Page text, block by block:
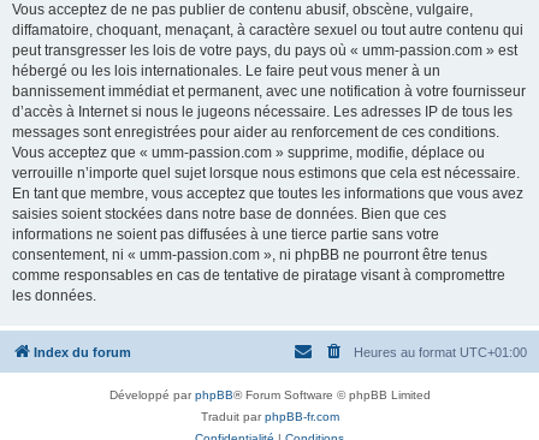
Vous acceptez de ne pas publier de contenu abusif, obscène, vulgaire,
diffamatoire, choquant, menaçant, à caractère sexuel ou tout autre contenu qui
peut transgresser les lois de votre pays, du pays où « umm-passion.com » est
hébergé ou les lois internationales. Le faire peut vous mener à un
bannissement immédiat et permanent, avec une notification à votre fournisseur
d’accès à Internet si nous le jugeons nécessaire. Les adresses IP de tous les
messages sont enregistrées pour aider au renforcement de ces conditions.
Vous acceptez que « umm-passion.com » supprime, modifie, déplace ou
verrouille n’importe quel sujet lorsque nous estimons que cela est nécessaire.
En tant que membre, vous acceptez que toutes les informations que vous avez
saisies soient stockées dans notre base de données. Bien que ces
informations ne soient pas diffusées à une tierce partie sans votre
consentement, ni « umm-passion.com », ni phpBB ne pourront être tenus
comme responsables en cas de tentative de piratage visant à compromettre
les données.
Index du forum Heures au format UTC+01:00
Développé parphpBB® Forum Software © phpBB Limited
Traduit parphpBB-fr.com